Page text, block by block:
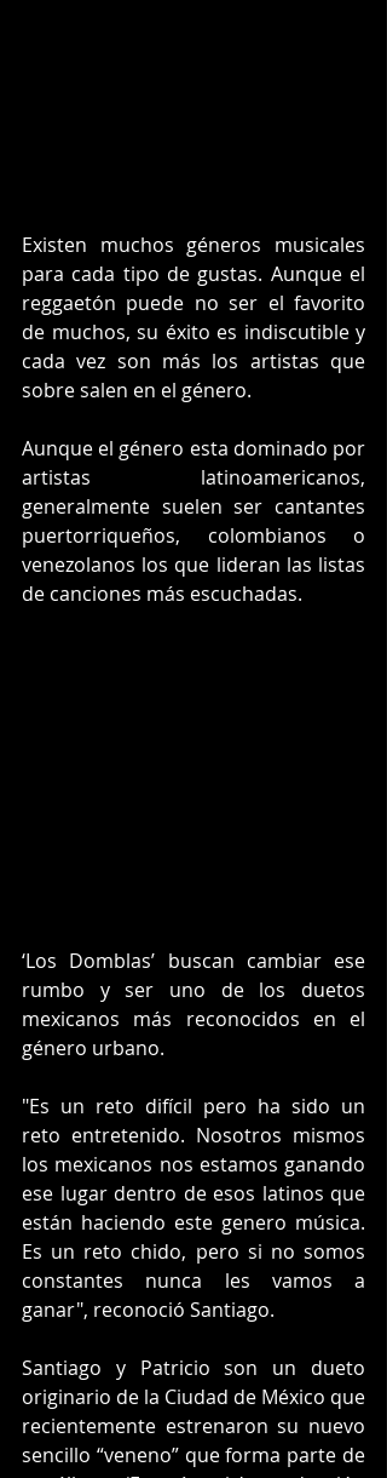
Existen muchos géneros musicales
para cada tipo de gustas. Aunque el
reggaetón puede no ser el favorito
de muchos, su éxito es indiscutible y
cada vez son más los artistas que
sobre salen en el género.
Aunque el género esta dominado por
artistas latinoamericanos,
generalmente suelen ser cantantes
puertorriqueños, colombianos o
venezolanos los que lideran las listas
de canciones más escuchadas.
‘Los Domblas’ buscan cambiar ese
rumbo y ser uno de los duetos
mexicanos más reconocidos en el
género urbano.
"Es un reto difícil pero ha sido un
reto entretenido. Nosotros mismos
los mexicanos nos estamos ganando
ese lugar dentro de esos latinos que
están haciendo este genero música.
Es un reto chido, pero si no somos
constantes nunca les vamos a
ganar", reconoció Santiago.
Santiago y Patricio son un dueto
originario de la Ciudad de México que
recientemente estrenaron su nuevo
sencillo “veneno” que forma parte de